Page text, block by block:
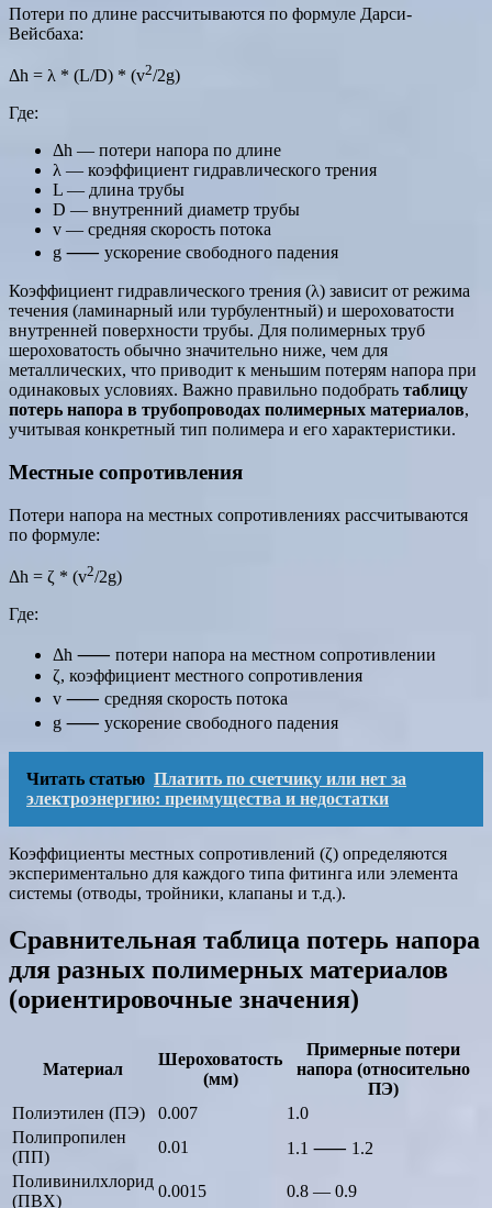
Потери по длине рассчитываются по формуле Дарси-
Вейсбаха:
Δh = λ * (L/D) * (v2/2g)
Где:
Δh — потери напора по длине
λ — коэффициент гидравлического трения
L — длина трубы
D — внутренний диаметр трубы
v — средняя скорость потока
g ⸺ ускорение свободного падения
Коэффициент гидравлического трения (λ) зависит от режима
течения (ламинарный или турбулентный) и шероховатости
внутренней поверхности трубы. Для полимерных труб
шероховатость обычно значительно ниже, чем для
металлических, что приводит к меньшим потерям напора при
одинаковых условиях. Важно правильно подобрать таблицу
потерь напора в трубопроводах полимерных материалов,
учитывая конкретный тип полимера и его характеристики.
Местные сопротивления
Потери напора на местных сопротивлениях рассчитываются
по формуле:
Δh = ζ * (v2/2g)
Где:
Δh ⸺ потери напора на местном сопротивлении
ζ, коэффициент местного сопротивления
v ⸺ средняя скорость потока
g ⸺ ускорение свободного падения
Читать статью Платить по счетчику или нет за
электроэнергию: преимущества и недостатки
Коэффициенты местных сопротивлений (ζ) определяются
экспериментально для каждого типа фитинга или элемента
системы (отводы, тройники, клапаны и т.д.).
Сравнительная таблица потерь напора
для разных полимерных материалов
(ориентировочные значения)
Материал
Шероховатость
(мм)
Примерные потери
напора (относительно
ПЭ)
Полиэтилен (ПЭ)
0.007
1.0
Полипропилен
(ПП)
0.01
1.1 ⸺ 1.2
Поливинилхлорид
(ПВХ)
0.0015 0.8 — 0.9